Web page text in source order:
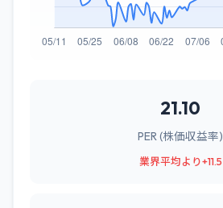
21.10
PER (株価収益率)
業界平均より+11.5